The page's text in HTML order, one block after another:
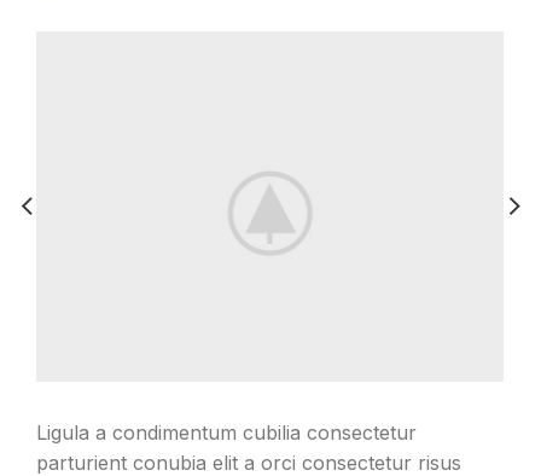
Ligula a condimentum cubilia consectetur
parturient conubia elit a orci consectetur risus